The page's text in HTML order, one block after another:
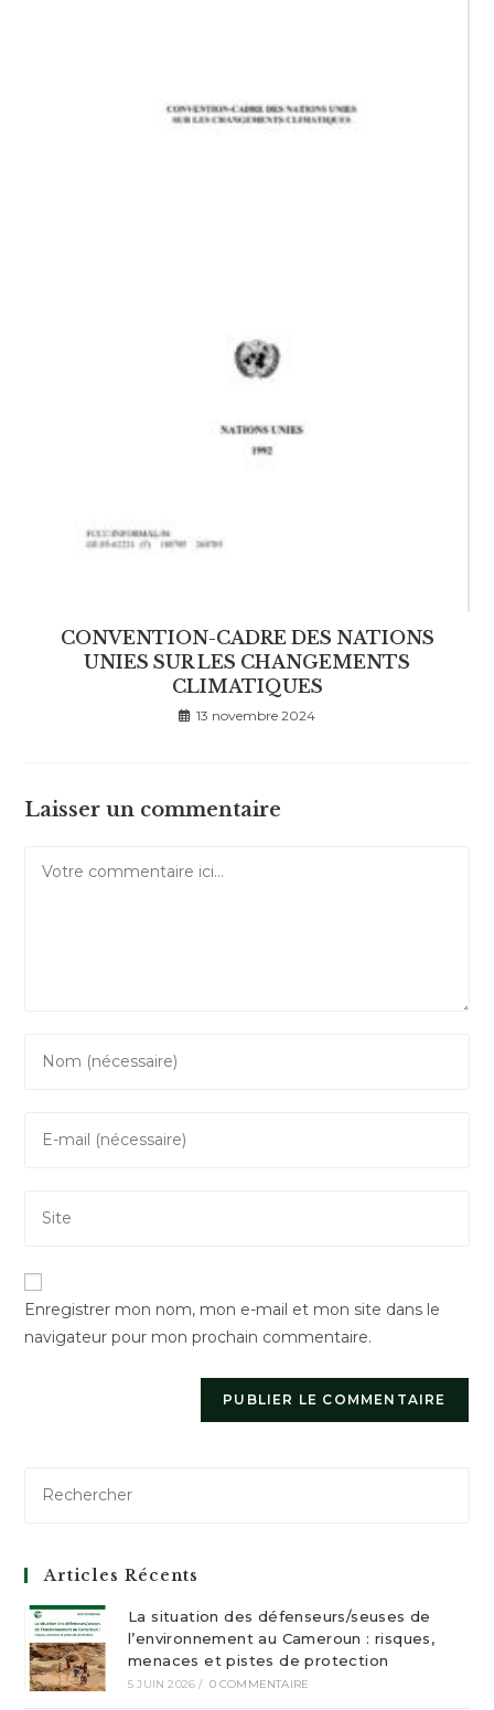
CONVENTION-CADRE DES NATIONS
UNIES SUR LES CHANGEMENTS
CLIMATIQUES
13 novembre 2024
Laisser un commentaire
your
comment
your
address
l’URL
votre
site
(facultatif)
Enregistrer mon nom, mon e-mail et mon site dans le
navigateur pour mon prochain commentaire.
Articles Récents
La situation des défenseurs/seuses de
l’environnement au Cameroun : risques,
menaces et pistes de protection
5 JUIN 2026 / 0 COMMENTAIRE